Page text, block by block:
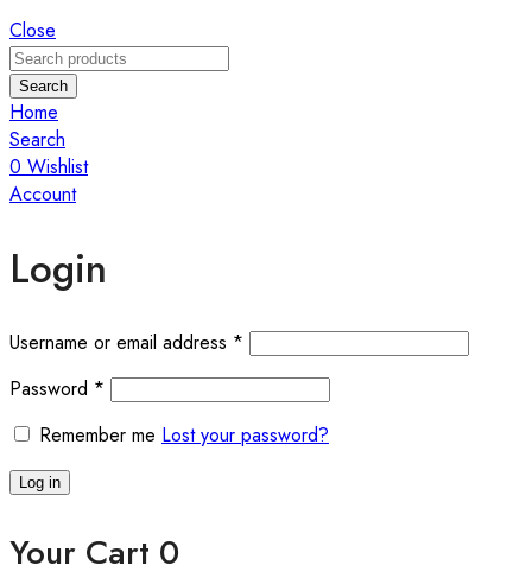
Close
Search
Home
Search
0 Wishlist
Account
Login
Username or email address * Required
Password * Required
Remember me Lost your password?
Log in
Your Cart 0